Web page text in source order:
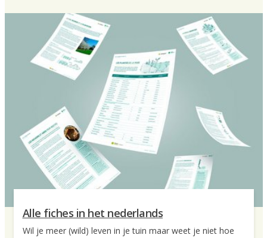
Alle fiches in het nederlands
Wil je meer (wild) leven in je tuin maar weet je niet hoe